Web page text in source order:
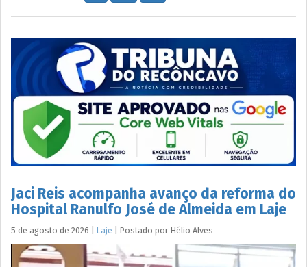
Jaci Reis acompanha avanço da reforma do
Hospital Ranulfo José de Almeida em Laje
5 de agosto de 2026 Laje Postado por Hélio Alves